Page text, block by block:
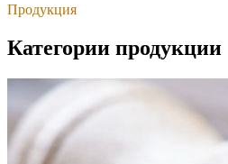
Продукция
Категории продукции